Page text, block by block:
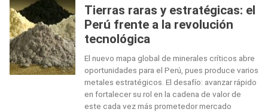
Tierras raras y estratégicas: el
Perú frente a la revolución
tecnológica
El nuevo mapa global de minerales críticos abre
oportunidades para el Perú, pues produce varios
metales estratégicos. El desafío: avanzar rápido
en fortalecer su rol en la cadena de valor de
este cada vez más prometedor mercado